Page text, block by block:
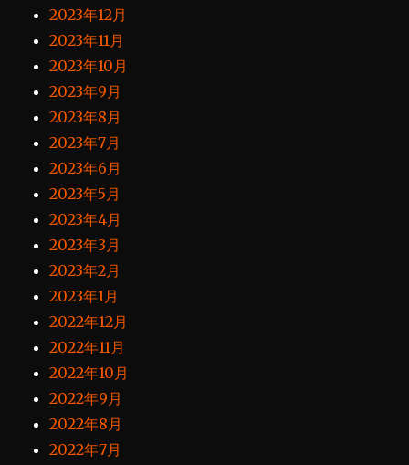
2023年12月
2023年11月
2023年10月
2023年9月
2023年8月
2023年7月
2023年6月
2023年5月
2023年4月
2023年3月
2023年2月
2023年1月
2022年12月
2022年11月
2022年10月
2022年9月
2022年8月
2022年7月